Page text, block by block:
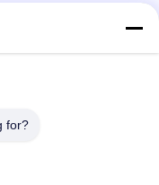
voor
for?